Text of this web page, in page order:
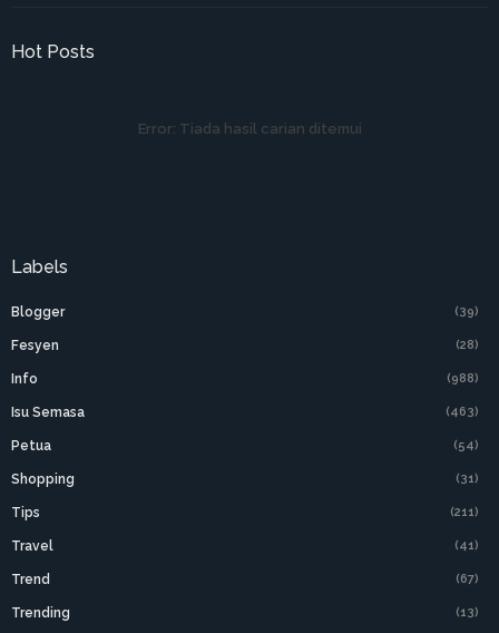
Hot Posts
Error: Tiada hasil carian ditemui
Labels
Blogger (39)
Fesyen (28)
Info (988)
Isu Semasa (463)
Petua (54)
Shopping (31)
Tips (211)
Travel (41)
Trend (67)
Trending (13)